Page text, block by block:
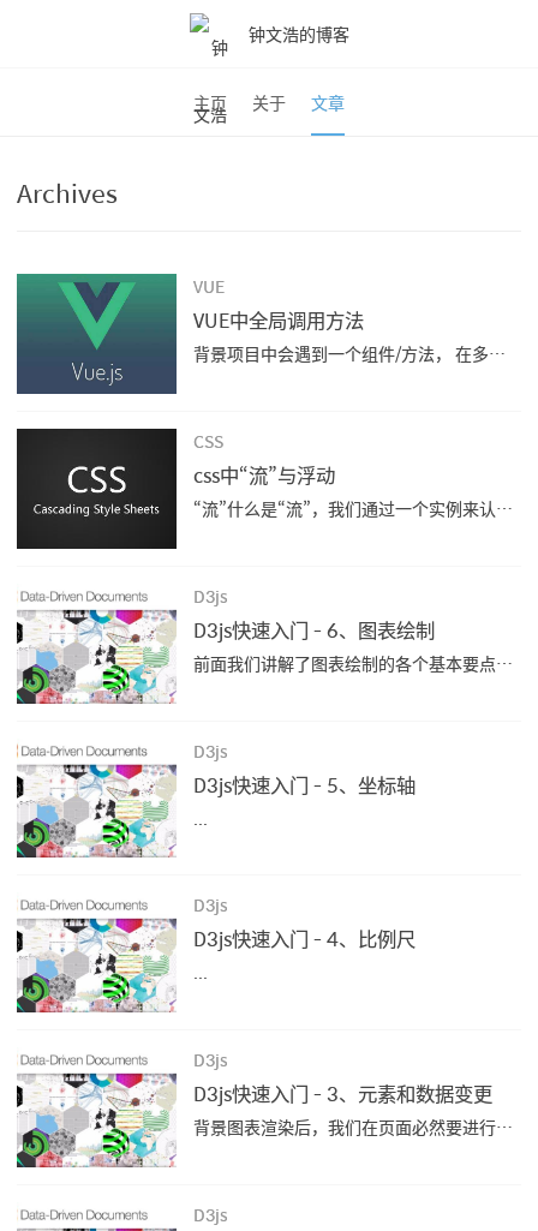
钟文浩的博客
主页 关于 文章
Archives
VUE
VUE中全局调用方法
背景项目中会遇到一个组件/方法， 在多个地方被调用。比如我们的toast组件，我们在vue...
CSS
css中“流”与浮动
“流”什么是“流”，我们通过一个实例来认识一下“流”。 123456789101112/* 将一个div元素设置为同父元素一样宽，高度为50px */.div &#123; width: 100%; height: 50px;&#125; /*...
D3js
D3js快速入门 - 6、图表绘制
前面我们讲解了图表绘制的各个基本要点，接下来我们通过一个简单的折线图，来进一步了解图表的绘制。 添加画布12345678910//画布大小var width = 400;var height = 400;//在 body 里添加一个 SVG 画布 var svg =...
D3js
D3js快速入门 - 5、坐标轴
...
D3js
D3js快速入门 - 4、比例尺
...
D3js
D3js快速入门 - 3、元素和数据变更
背景图表渲染后，我们在页面必然要进行交互操作，也就是元素和数据的变更，从而让图表发生变化。 元素和数据的变更元素变更元素的变更是在我们上一节选择集的基础上做的操作 增加元素 selection.append - 创建，添加或选择新的元素。 修改操作 selection.attr -...
D3js